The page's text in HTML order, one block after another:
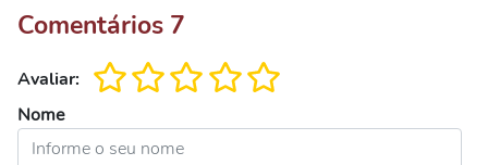
Comentários 7
Avaliar:
Nome